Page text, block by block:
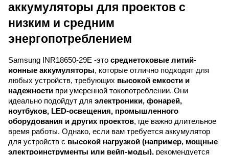
аккумуляторы для проектов с
низким и средним
энергопотреблением
Samsung INR18650-29E -это среднетоковые литий-
ионные аккумуляторы, которые отлично подходят для
любых устройств, требующих высокой емкости и
надежности при умеренной токопотреблении. Они
идеально подойдут для электроники, фонарей,
ноутбуков, LED-освещения, промышленного
оборудования и других проектов, где важно длительное
время работы. Однако, если вам требуется аккумулятор
для устройств с высокой нагрузкой (например, мощные
электроинструменты или вейп-моды), рекомендуется